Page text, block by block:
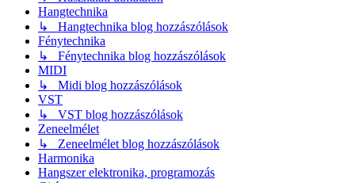
Hangtechnika
↳ Hangtechnika blog hozzászólások
Fénytechnika
↳ Fénytechnika blog hozzászólások
MIDI
↳ Midi blog hozzászólások
VST
↳ VST blog hozzászólások
Zeneelmélet
↳ Zeneelmélet blog hozzászólások
Harmonika
Hangszer elektronika, programozás